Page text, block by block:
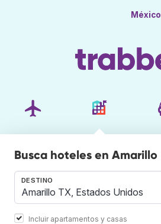
México
Busca hoteles en Amarillo
DESTINO
Incluir apartamentos y casas